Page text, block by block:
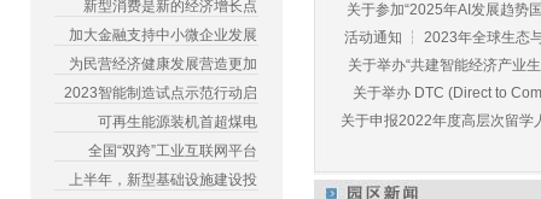
新型消费是新的经济增长点
加大金融支持中小微企业发展
为民营经济健康发展营造更加
2023智能制造试点示范行动启
可再生能源装机首超煤电
全国“双跨”工业互联网平台
上半年，新型基础设施建设投
关于参加“2025年AI发展趋势
活动通知 ┆ 2023年全球生态
关于举办“共建智能经济产业
关于举办 DTC (Direct to
关于申报2022年度高层次留学